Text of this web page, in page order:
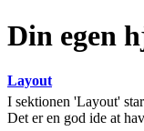
Din egen
Layout
I sektionen 'Layout'
Det er en god ide at